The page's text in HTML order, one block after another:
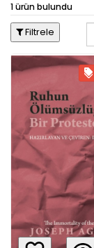
1 ürün bulundu
Filtrele